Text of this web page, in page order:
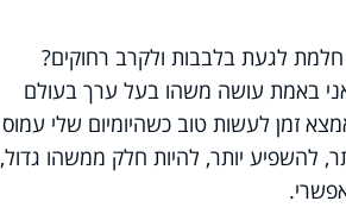
לגעת בלבבות ולקרב רחוקים?
באמת עושה משהו בעל ערך בעולם
זמן לעשות טוב כשהיומיום שלי עמוס
להשפיע יותר, להיות חלק ממשהו גדול,